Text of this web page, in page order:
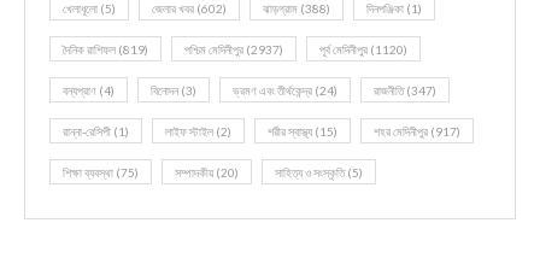
খেলাধূলো (5) জেলার খবর (602) ঝাড়গ্রাম (388) দিনপঞ্জিকা (1)
দৈনিক রাশিফল (819) পশ্চিম মেদিনীপুর (2937) পূর্ব মেদিনীপুর (1120)
বন্যপ্রাণ (4) বিনোদন(3) ভ্রমণ এবং তীর্থকেন্দ্র (24) রাজনীতি(347)
রান্না-রেসিপী (1) লাইফ স্টাইল (2) শরীর স্বাস্থ্য (15) শহর মেদিনীপুর (917)
শিক্ষা ব্যবস্থা (75) সম্পাদকীয় (20) সাহিত্য ও সংস্কৃতি(5)